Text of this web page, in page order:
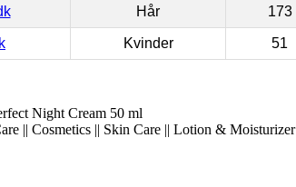
Hår 173
Kvinder 51
Night Cream 50 ml
|| Cosmetics || Skin Care || Lotion & Moisturizer